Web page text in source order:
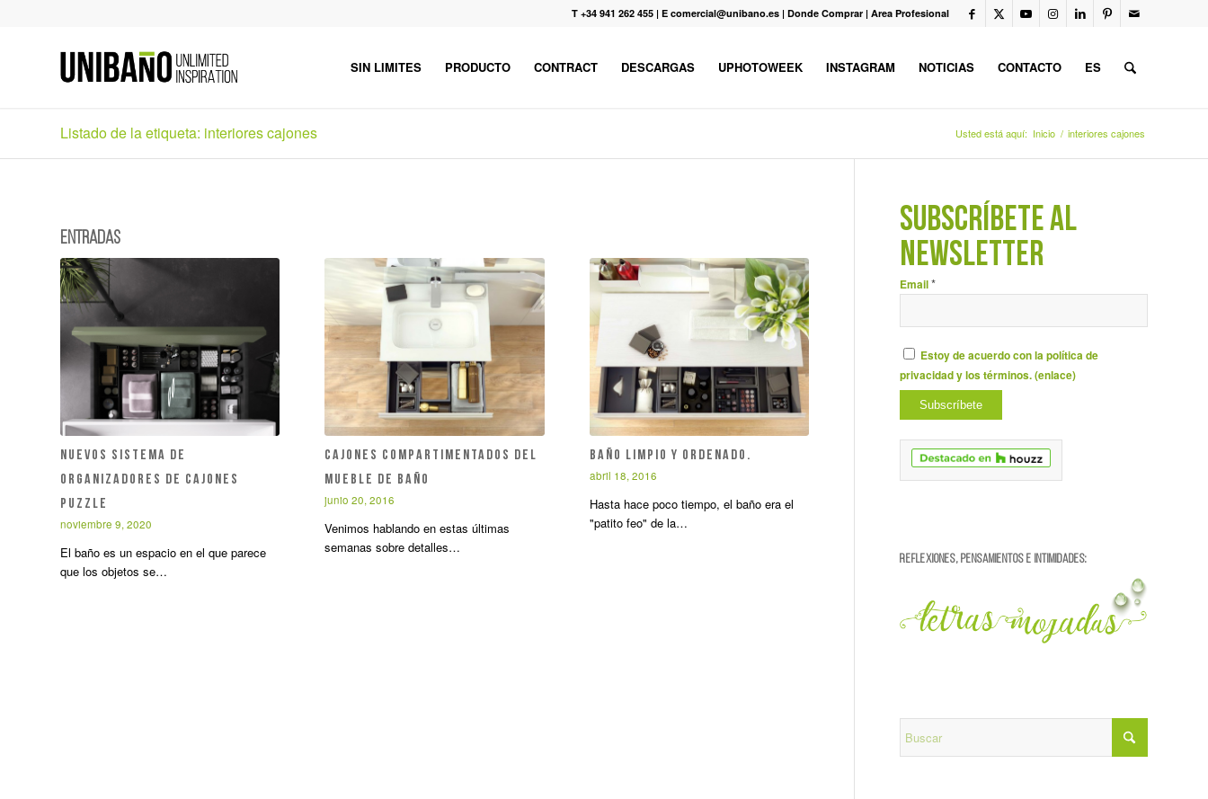
T +34 941 262 455 | E comercial@unibano.es | Donde Comprar | Area Profesional
SIN LIMITES PRODUCTO CONTRACT DESCARGAS UPHOTOWEEK INSTAGRAM NOTICIAS CONTACTO ES
Listado de la etiqueta: interiores cajones Usted está aquí: Inicio / interiores cajones
Entradas
Nuevos sistema de
organizadores de cajones
PUZZLE
noviembre 9, 2020
El baño es un espacio en el que parece
que los objetos se…
Cajones compartimentados del
mueble de baño
junio 20, 2016
Venimos hablando en estas últimas
semanas sobre detalles…
Baño limpio y ordenado.
abril 18, 2016
Hasta hace poco tiempo, el baño era el
"patito feo" de la…
SUBSCRÍBETE AL
NEWSLETTER
Email*
Estoy de acuerdo con la política de
privacidad y los términos. (enlace)
REFLEXIONES, PENSAMIENTOS E INTIMIDADES: